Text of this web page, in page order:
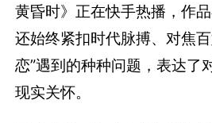
黄昏时》正在快手热播，作
还始终紧扣时代脉搏、对焦
恋”遇到的种种问题，表达了
现实关怀。